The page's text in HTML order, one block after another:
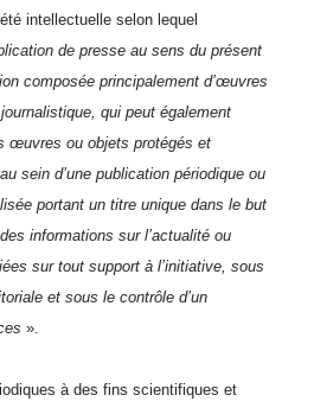
intellectuelle selon lequel
de presse au sens du présent
composée principalement d’œuvres
qui peut également
œuvres ou objets protégés et
sein d’une publication périodique ou
portant un titre unique dans le but
informations sur l’actualité ou
sur tout support à l’initiative, sous
et sous le contrôle d’un
».
à des fins scientifiques et